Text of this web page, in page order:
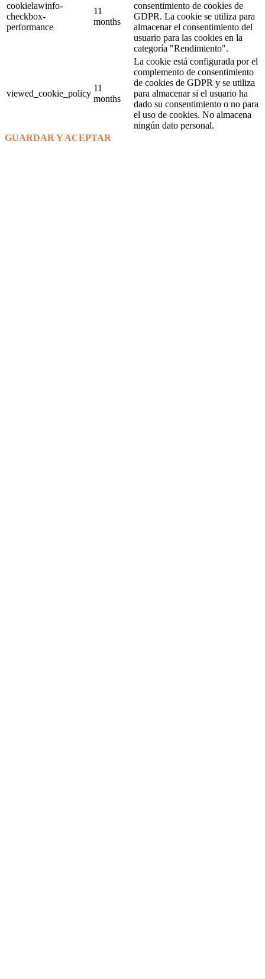
cookielawinfo-
checkbox-
performance
11
months
consentimiento de cookies de
GDPR. La cookie se utiliza para
almacenar el consentimiento del
usuario para las cookies en la
categoría "Rendimiento".
viewed_cookie_policy
11
months
La cookie está configurada por el
complemento de consentimiento
de cookies de GDPR y se utiliza
para almacenar si el usuario ha
dado su consentimiento o no para
el uso de cookies. No almacena
ningún dato personal.
GUARDAR Y ACEPTAR